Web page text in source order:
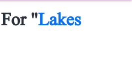
"Lakes